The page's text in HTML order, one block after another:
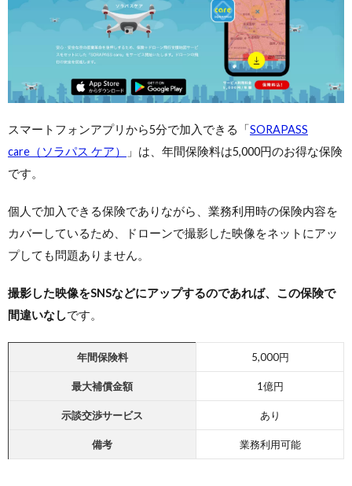
スマートフォンアプリから5分で加入できる「SORAPASS
care（ソラパス ケア）
」は、年間保険料は5,000円のお得な保険
です。
個人で加入できる保険でありながら、業務利用時の保険内容を
カバーしているため、ドローンで撮影した映像をネットにアッ
プしても問題ありません。
撮影した映像をSNSなどにアップするのであれば、この保険で
間違いなしです。
年間保険料 5,000円
最大補償金額 1億円
示談交渉サービス あり
備考 業務利用可能